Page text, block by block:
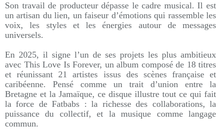
Son travail de producteur dépasse le cadre musical. Il est
un artisan du lien, un faiseur d’émotions qui rassemble les
voix, les styles et les énergies autour de messages
universels.
En 2025, il signe l’un de ses projets les plus ambitieux
avec This Love Is Forever, un album composé de 18 titres
et réunissant 21 artistes issus des scènes française et
caribéenne. Pensé comme un trait d’union entre la
Bretagne et la Jamaïque, ce disque illustre tout ce qui fait
la force de Fatbabs : la richesse des collaborations, la
puissance du collectif, et la musique comme langage
commun.